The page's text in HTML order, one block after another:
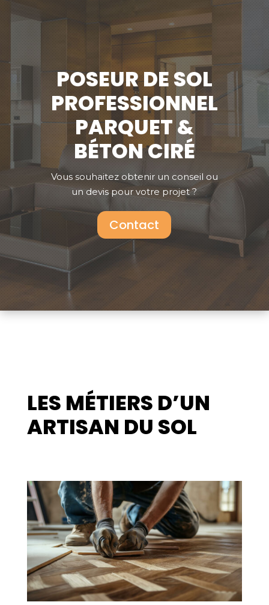
POSEUR DE SOL
PROFESSIONNEL
PARQUET &
BÉTON CIRÉ
Vous souhaitez obtenir un conseil ou
un devis pour votre projet ?
Contact
LES MÉTIERS D’UN
ARTISAN DU SOL